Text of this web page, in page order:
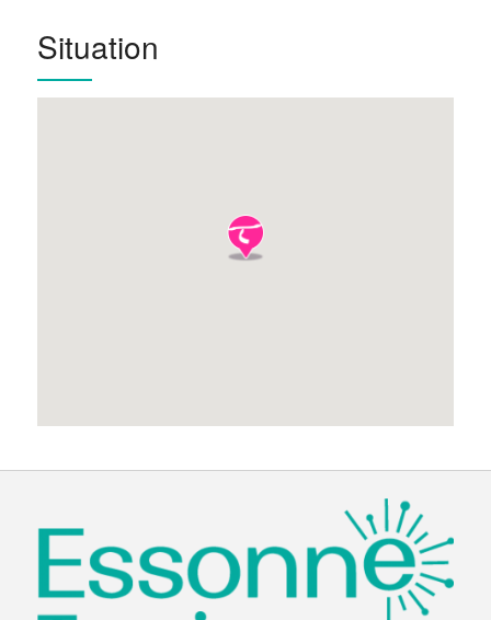
Situation